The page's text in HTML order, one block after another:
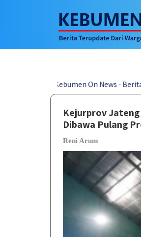
Kebumen On News - Berita
Kejurprov
Dibawa Pulang
Reni Arum